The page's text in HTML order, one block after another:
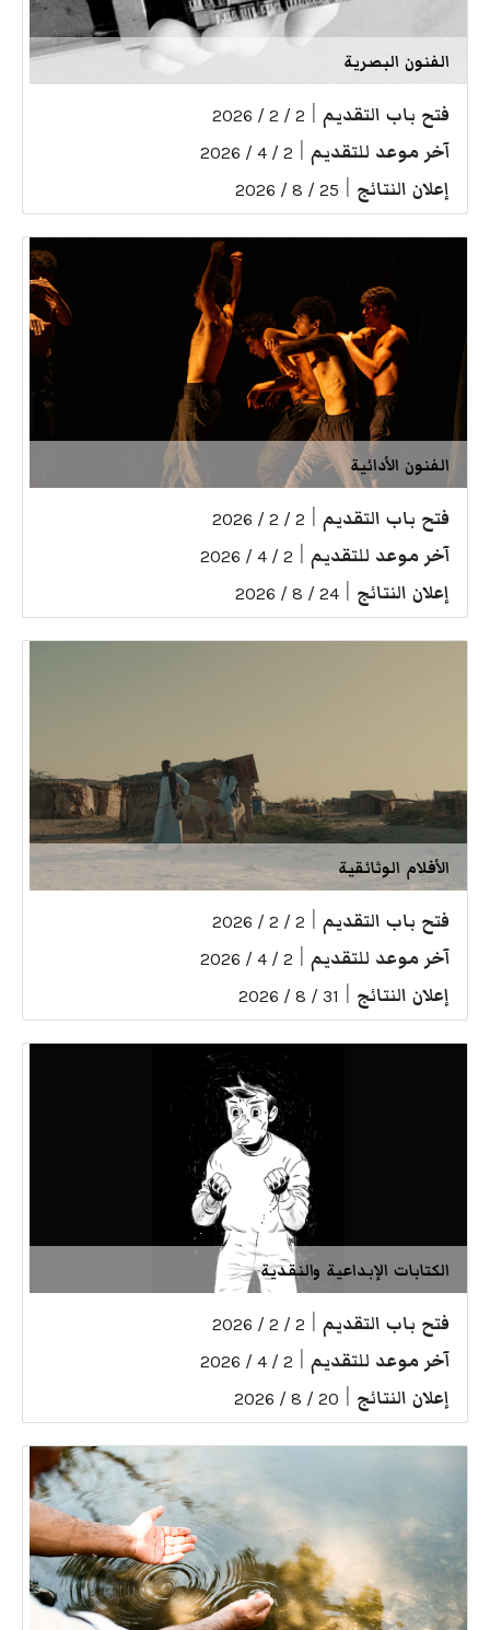
الفنون البصرية
فتح باب التقديم 2 / 2 / 2026
آخر موعد للتقديم 2 / 4 / 2026
إعلان النتائج 25 / 8 / 2026
الفنون الأدائية
فتح باب التقديم 2 / 2 / 2026
آخر موعد للتقديم 2 / 4 / 2026
إعلان النتائج 24 / 8 / 2026
الأفلام الوثائقية
فتح باب التقديم 2 / 2 / 2026
آخر موعد للتقديم 2 / 4 / 2026
إعلان النتائج 31 / 8 / 2026
الكتابات الإبداعية والنقدية
فتح باب التقديم 2 / 2 / 2026
آخر موعد للتقديم 2 / 4 / 2026
إعلان النتائج 20 / 8 / 2026